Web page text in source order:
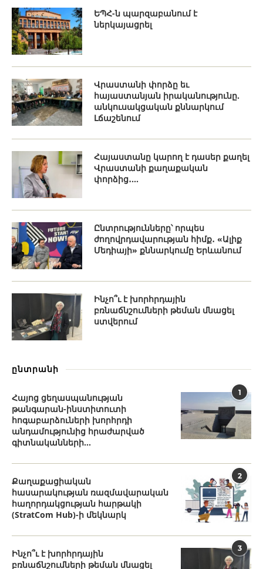
ԵՊՀ-ն պարզաբանում է
ներկայացրել
Վրաստանի փորձը եւ
հայաստանյան իրականությունը.
անկուսակցական քննարկում
Լճաշենում
Հայաստանը կարող է դասեր քաղել
Վրաստանի քաղաքական
փորձից․...
Ընտրությունները՝ որպես
ժողովրդավարության հիմք․ «Ալիք
Մեդիայի» քննարկումը Երևանում
Ինչո՞ւ է խորհրդային
բռնաճնշումների թեման մնացել
ստվերում
ընտրանի
1
Հայոց ցեղասպանության
թանգարան-ինստիտուտի
հոգաբարձուների խորհրդի
անդամությունից հրաժարված
գիտնականների...
2
Քաղաքացիական
հասարակության ռազմավարական
հաղորդակցության հարթակի
(StratCom Hub)-ի մեկնարկ
3
Ինչո՞ւ է խորհրդային
բռնաճնշումների թեման մնացել